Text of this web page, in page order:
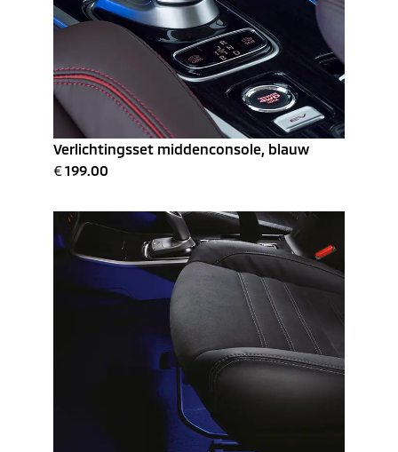
Verlichtingsset middenconsole, blauw
€199.00